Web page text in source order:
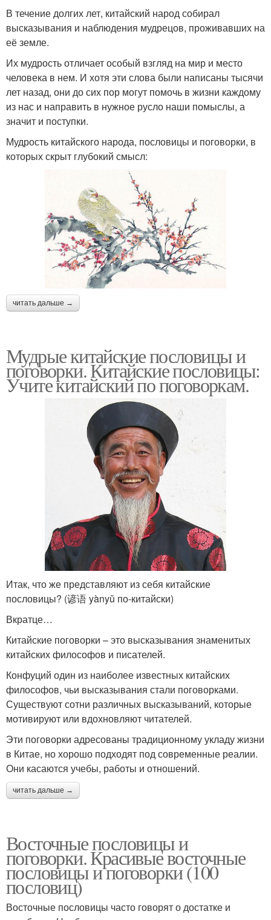
В течение долгих лет, китайский народ собирал
высказывания и наблюдения мудрецов, проживавших на
её земле.
Их мудрость отличает особый взгляд на мир и место
человека в нем. И хотя эти слова были написаны тысячи
лет назад, они до сих пор могут помочь в жизни каждому
из нас и направить в нужное русло наши помыслы, а
значит и поступки.
Мудрость китайского народа, пословицы и поговорки, в
которых скрыт глубокий смысл:
читать дальше →
Мудрые китайские пословицы и
поговорки. Китайские пословицы:
Учите китайский по поговоркам.
Итак, что же представляют из себя китайские
пословицы? (谚语 yànyŭ по-китайски)
Вкратце…
Китайские поговорки – это высказывания знаменитых
китайских философов и писателей.
Конфуций один из наиболее известных китайских
философов, чьи высказывания стали поговорками.
Существуют сотни различных высказываний, которые
мотивируют или вдохновляют читателей.
Эти поговорки адресованы традиционному укладу жизни
в Китае, но хорошо подходят под современные реалии.
Они касаются учебы, работы и отношений.
читать дальше →
Восточные пословицы и
поговорки. Красивые восточные
пословицы и поговорки (100
пословиц)
Восточные пословицы часто говорят о достатке и